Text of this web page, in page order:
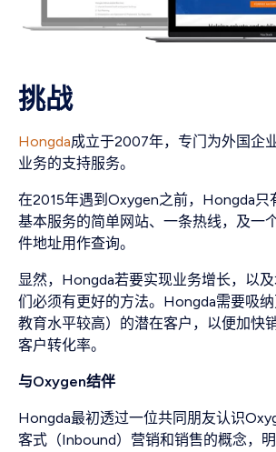
挑战
Hongda成立于2007年，专门为外国企
业务的支持服务。
在2015年遇到Oxygen之前，Hongda只
基本服务的简单网站、一条热线，及一
件地址用作查询。
显然，Hongda若要实现业务增长，以
们必须有更好的方法。Hongda需要吸
教育水平较高）的潜在客户，以便加快
客户转化率。
与Oxygen结伴
Hongda最初透过一位共同朋友认识
客式（Inbound）营销和销售的概念，